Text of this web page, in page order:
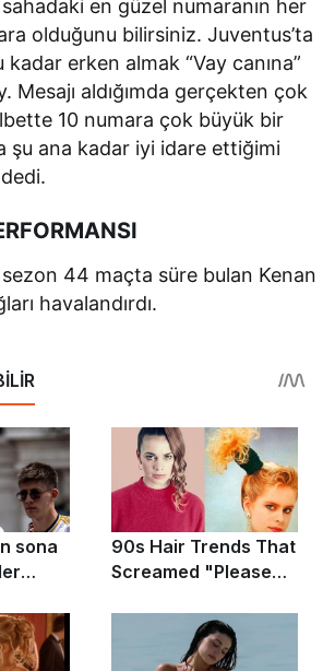
sahadaki en güzel numaranın her
olduğunu bilirsiniz. Juventus’ta
kadar erken almak “Vay canına”
Mesajı aldığımda gerçekten çok
10 numara çok büyük bir
şu ana kadar iyi idare ettiğimi
44 maçta süre bulan Kenan
havalandırdı.